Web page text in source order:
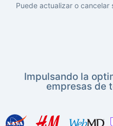
Puede actualizar o cancelar
Impulsando la
empresas de